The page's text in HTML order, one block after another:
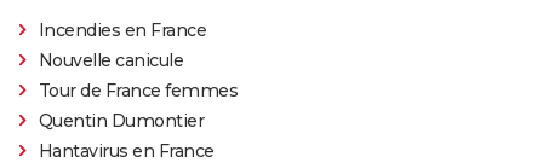
Incendies en France
Nouvelle canicule
Tour de France femmes
Quentin Dumontier
Hantavirus en France